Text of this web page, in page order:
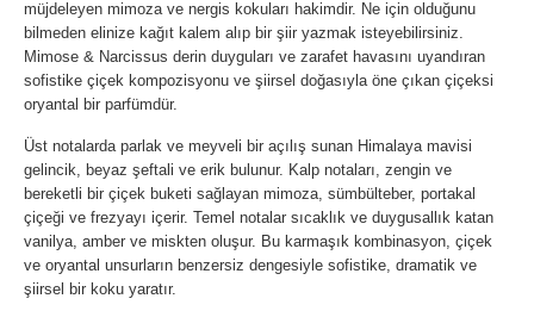
müjdeleyen mimoza ve nergis kokuları hakimdir. Ne için olduğunu
bilmeden elinize kağıt kalem alıp bir şiir yazmak isteyebilirsiniz.
Mimose & Narcissus derin duyguları ve zarafet havasını uyandıran
sofistike çiçek kompozisyonu ve şiirsel doğasıyla öne çıkan çiçeksi
oryantal bir parfümdür.
Üst notalarda parlak ve meyveli bir açılış sunan Himalaya mavisi
gelincik, beyaz şeftali ve erik bulunur. Kalp notaları, zengin ve
bereketli bir çiçek buketi sağlayan mimoza, sümbülteber, portakal
çiçeği ve frezyayı içerir. Temel notalar sıcaklık ve duygusallık katan
vanilya, amber ve miskten oluşur. Bu karmaşık kombinasyon, çiçek
ve oryantal unsurların benzersiz dengesiyle sofistike, dramatik ve
şiirsel bir koku yaratır.